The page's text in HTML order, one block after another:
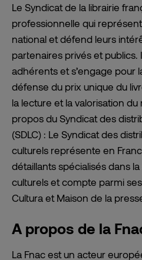
Le Syndicat de la librairie
professionnelle qui
national et défend leurs
partenaires privés et
adhérents et s’engage pour
défense du prix unique du
la lecture et la valorisation
propos du Syndicat des
(SDLC) : Le Syndicat des
culturels représente en
détaillants spécialisés dans
culturels et compte parmi
Cultura et Maison de la
A propos de la
La Fnac est un acteur